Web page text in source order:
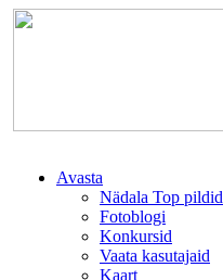
Avasta
Nädala Top pildid
Fotoblogi
Konkursid
Vaata kasutajaid
Kaart